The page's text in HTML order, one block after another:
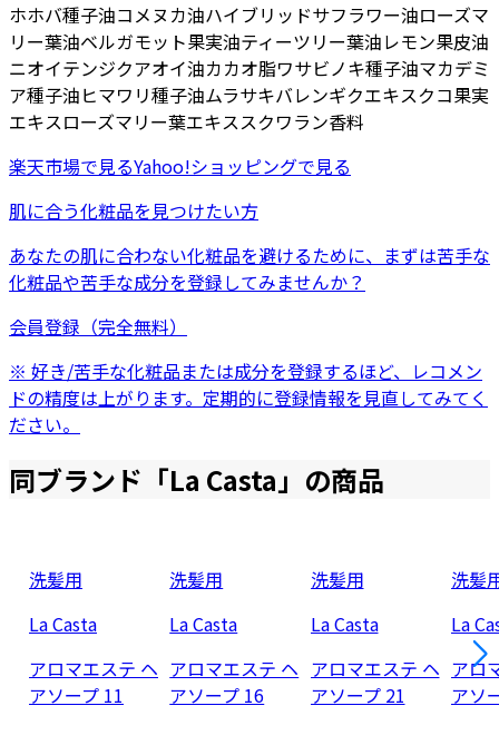
ホホバ種子油コメヌカ油ハイブリッドサフラワー油ローズマ
リー葉油ベルガモット果実油ティーツリー葉油レモン果皮油
ニオイテンジクアオイ油カカオ脂ワサビノキ種子油マカデミ
ア種子油ヒマワリ種子油ムラサキバレンギクエキスクコ果実
エキスローズマリー葉エキススクワラン香料
楽天市場で見るYahoo!ショッピングで見る
肌に合う化粧品を見つけたい方
あなたの肌に合わない化粧品を避けるために、まずは苦手な
化粧品や苦手な成分を登録してみませんか？
会員登録（完全無料）
※ 好き/苦手な化粧品または成分を登録するほど、レコメン
ドの精度は上がります。定期的に登録情報を見直してみてく
ださい。
同ブランド「La Casta」の商品
洗髪用
La Casta
アロマエステ ヘ
アソープ 11
洗髪用
La Casta
アロマエステ ヘ
アソープ 16
洗髪用
La Casta
アロマエステ ヘ
アソープ 21
洗髪
La
アロ
アソ